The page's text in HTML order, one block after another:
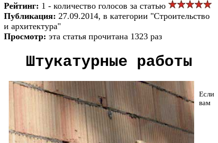
Рейтинг: 1 - количество голосов за статью
Публикация: 27.09.2014, в категории "Строительство
и архитектура"
Просмотр: эта статья прочитана 1323 раз
Штукатурные работы
Если
вам